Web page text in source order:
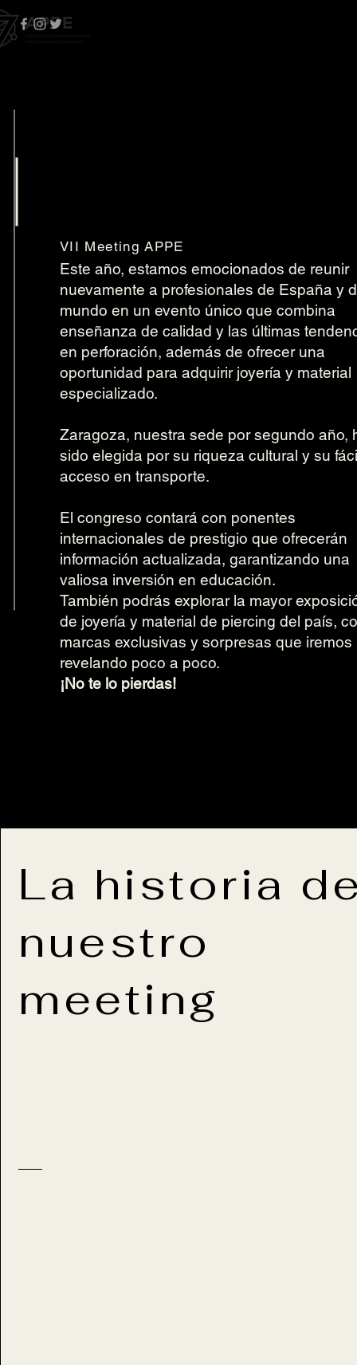
VII Meeting APPE
Este año, estamos emocionados de reunir
nuevamente a profesionales de España y
mundo en un evento único que combina
enseñanza de calidad y las últimas
en perforación, además de ofrecer una
oportunidad para adquirir joyería y material
especializado.
Zaragoza, nuestra sede por segundo año,
sido elegida por su riqueza cultural y su
acceso en transporte.
El congreso contará con ponentes
internacionales de prestigio que ofrecerán
información actualizada, garantizando una
valiosa inversión en educación.
También podrás explorar la mayor
de joyería y material de piercing del país,
marcas exclusivas y sorpresas que iremos
revelando poco a poco.
¡No te lo pierdas!
La historia
nuestro
meeting